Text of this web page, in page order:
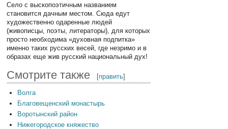
Село с выскопоэтичным названием
становится дачным местом. Сюда едут
художественно одаренные людей
(живописцы, поэты, литераторы), для которых
просто необходима «духовная подпитка»
именно таких русских весей, где незримо и в
образах еще жив русский национальный дух!
Смотрите также [править]
Волга
Благовещенский монастырь
Воротынский район
Нижегородское княжество